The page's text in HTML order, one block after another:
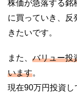
株価が急落する銘
に買っていき、反
きたいです。
また、 バリュー投
います。
現在90万円投資